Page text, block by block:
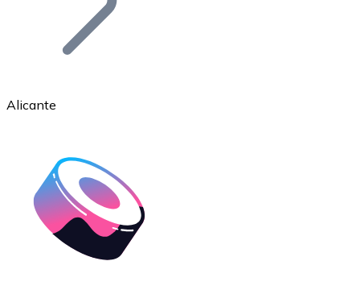
Ethereum
ETH
Alicante